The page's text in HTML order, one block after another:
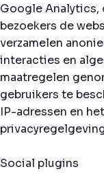
Google Analytics,
bezoekers de
verzamelen
interacties en
maatregelen
gebruikers te
IP-adressen en
Social plugins